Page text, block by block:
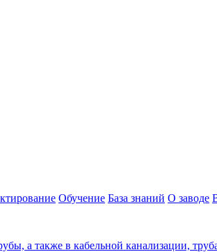
Обучение База знаний О заводе
а также в кабельной канализации,